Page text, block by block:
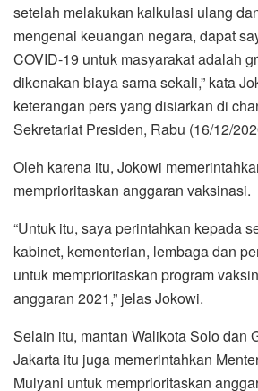
setelah melakukan kalkulasi ulang
mengenai keuangan negara, dapat
COVID-19 untuk masyarakat adalah
dikenakan biaya sama sekali,” kata
keterangan pers yang disiarkan di
Sekretariat Presiden, Rabu (16/12/
Oleh karena itu, Jokowi
memprioritaskan anggaran vaksinasi.
“Untuk itu, saya perintahkan kepada
kabinet, kementerian, lembaga dan
untuk memprioritaskan program
anggaran 2021,” jelas Jokowi.
Selain itu, mantan Walikota Solo dan
Jakarta itu juga memerintahkan
Mulyani untuk memprioritaskan